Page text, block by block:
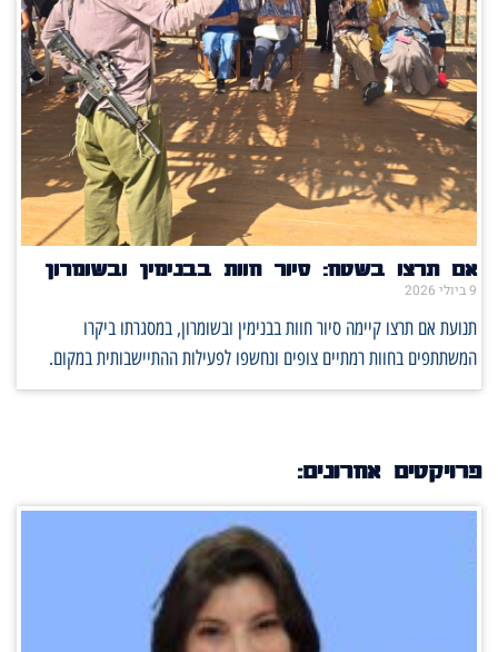
אם תרצו בשטח: סיור חוות בבנימין ובשומרון
9 ביולי 2026
תנועת אם תרצו קיימה סיור חוות בבנימין ובשומרון, במסגרתו ביקרו
המשתתפים בחוות רמתיים צופים ונחשפו לפעילות ההתיישבותית במקום.
פרויקטים אחרונים: